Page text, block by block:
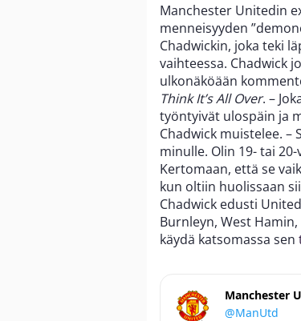
Manchester Unitedin
menneisyyden
Chadwickin, joka teki
vaihteessa. Chadwick
ulkonäköään
Think It’s All Over. –
työntyivät ulospäin ja
Chadwick muistelee.
minulle. Olin 19- tai
Kertomaan, että se
kun oltiin huolissaan
Chadwick edusti
Burnleyn, West
käydä katsomassa sen
Manchester
@ManUtd